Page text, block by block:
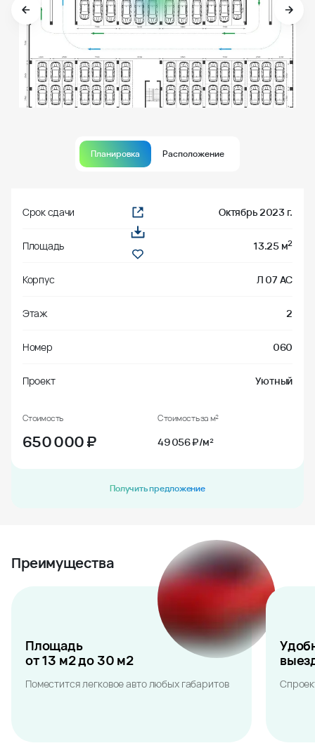
Планировка Расположение
Срок сдачи Октябрь 2023 г.
Площадь 13.25 м2
Корпус Л 07 АС
Этаж 2
Номер 060
Проект Уютный
Стоимость
650 000₽
Стоимость за м²
49 056 ₽/м²
Получить предложение
Преимущества
Площадь
от 13 м2 до 30 м2
Поместится легковое авто любых габаритов